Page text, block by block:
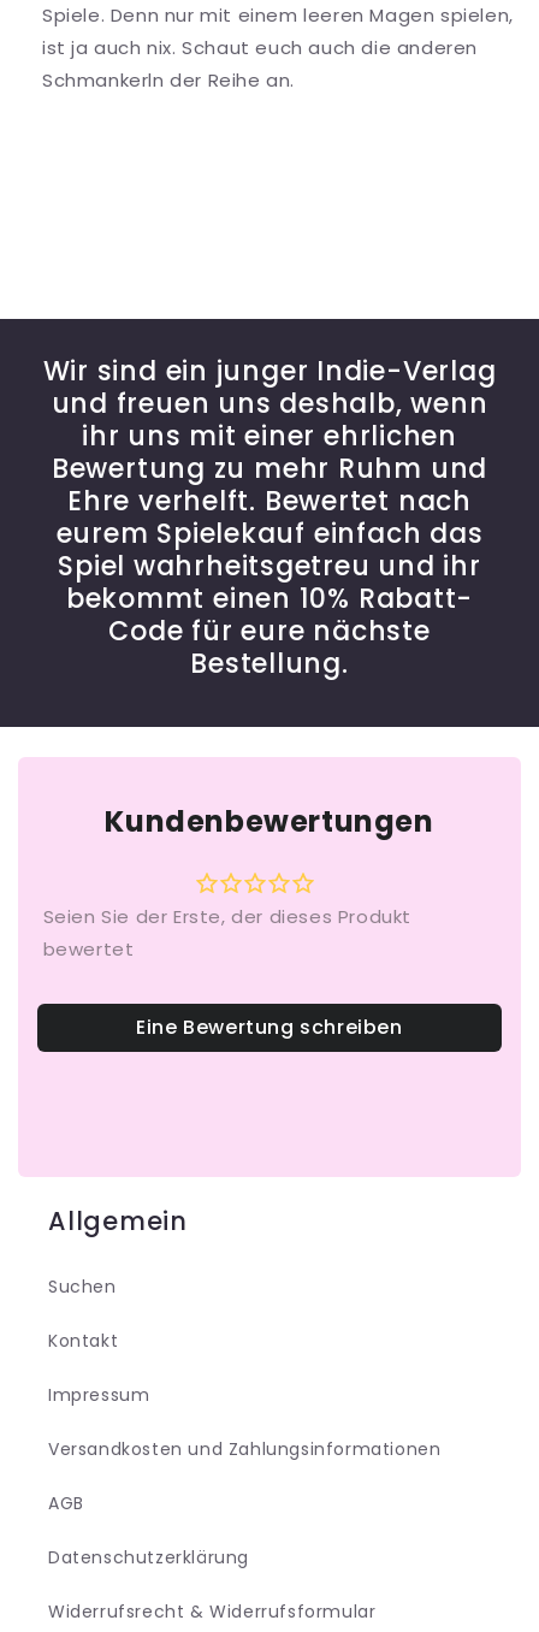
Spiele. Denn nur mit einem leeren Magen spielen,
ist ja auch nix. Schaut euch auch die anderen
Schmankerln der Reihe an.
Wir sind ein junger Indie-Verlag
und freuen uns deshalb, wenn
ihr uns mit einer ehrlichen
Bewertung zu mehr Ruhm und
Ehre verhelft. Bewertet nach
eurem Spielekauf einfach das
Spiel wahrheitsgetreu und ihr
bekommt einen 10% Rabatt-
Code für eure nächste
Bestellung.
Kundenbewertungen
Eine Bewertung schreiben
Allgemein
Suchen
Kontakt
Impressum
Versandkosten und Zahlungsinformationen
AGB
Datenschutzerklärung
Widerrufsrecht & Widerrufsformular